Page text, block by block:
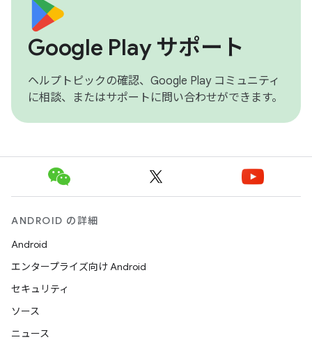
Google Play サポート
ヘルプトピックの確認、Google Play コミュニティ
に相談、またはサポートに問い合わせができます。
ANDROID の詳細
Android
エンタープライズ向け Android
セキュリティ
ソース
ニュース